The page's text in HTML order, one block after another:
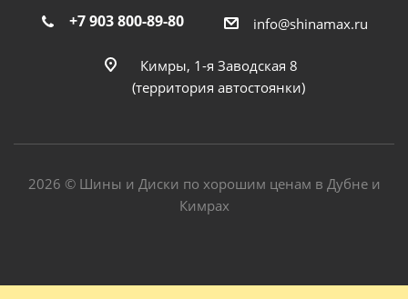
+7 903 800-89-80 info@shinamax.ru
Кимры, 1-я Заводская 8
(территория автостоянки)
2026 © Шины и Диски по хорошим ценам в Дубне и
Кимрах